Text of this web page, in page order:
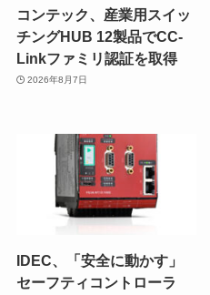
コンテック、産業用スイッ
チングHUB 12製品でCC-
Linkファミリ認証を取得
2026年8月7日
IDEC、「安全に動かす」
セーフティコントローラ